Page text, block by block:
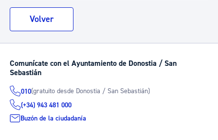
Volver
Comunícate con el Ayuntamiento de Donostia / San
Sebastián
010(gratuito desde Donostia / San Sebastián)
(+34) 943 481 000
Buzón de la ciudadanía